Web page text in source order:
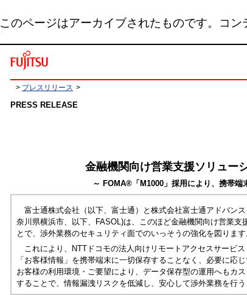
このページはアーカイブされたものです。コン
> プレスリリース >
PRESS RELEASE
金融機関向け営業支援ソリュー
～ FOMA®「M1000」採用により、携帯端
富士通株式会社（以下、富士通）と株式会社富士通アドバン
奈川県横浜市、以下、FASOL)は、このほど金融機関向け営業
とで、渉外業務のセキュリティ面でのいっそうの強化を図ります
これにより、NTTドコモの法人向けリモートアクセスサービ
「お客様情報」を携帯端末に一切保存することなく、必要に応
お客様の利用環境・ご要望により、データ保存型の運用へもカ
することで、情報漏洩リスクを低減し、安心して渉外業務を行う